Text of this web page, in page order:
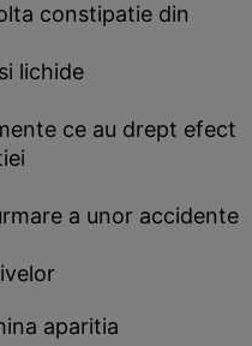
constipatie din
lichide
ce au drept efect
a unor accidente
aparitia